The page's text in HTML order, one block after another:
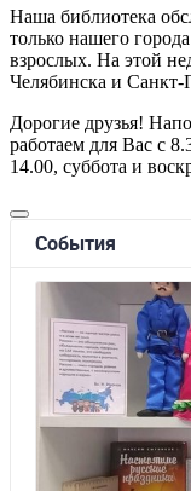
Наша библиотека
только нашего
взрослых. На этой
Челябинска и Санкт-
Дорогие друзья!
работаем для Вас с
14.00, суббота и